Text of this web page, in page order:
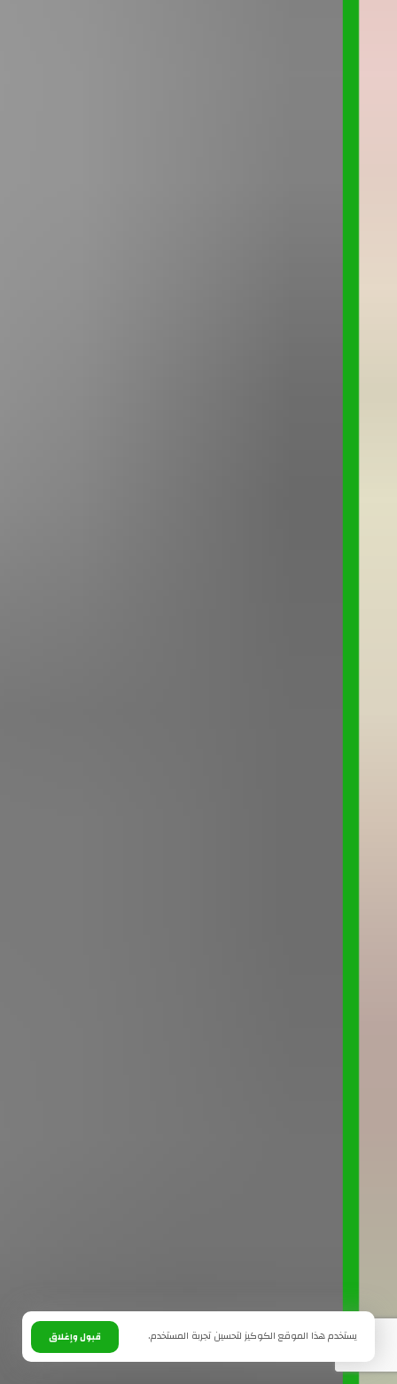
يستخدم هذا الموقع الكوكيز لتحسين تجربة المستخدم. قبول وإغلاق